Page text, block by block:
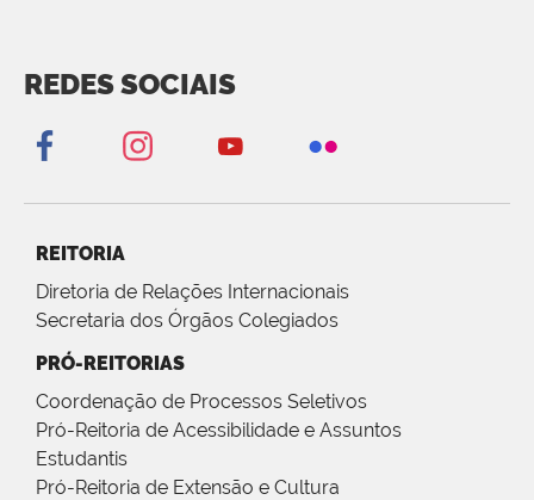
REDES SOCIAIS
REITORIA
Diretoria de Relações Internacionais
Secretaria dos Órgãos Colegiados
PRÓ-REITORIAS
Coordenação de Processos Seletivos
Pró-Reitoria de Acessibilidade e Assuntos
Estudantis
Pró-Reitoria de Extensão e Cultura